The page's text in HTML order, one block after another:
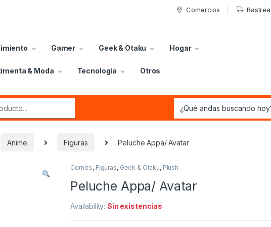
Comercios
Gamer Geek & Otaku Hogar
& Moda Tecnología Otros
Anime Figuras Peluche Appa/ Avatar
Comics, Figuras, Geek & Otaku, Plush
Peluche Appa/ Avatar
Availability:Sin existencias